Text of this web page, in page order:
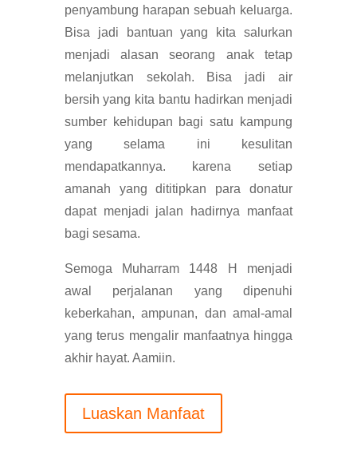
penyambung harapan sebuah keluarga.
Bisa jadi bantuan yang kita salurkan
menjadi alasan seorang anak tetap
melanjutkan sekolah. Bisa jadi air
bersih yang kita bantu hadirkan menjadi
sumber kehidupan bagi satu kampung
yang selama ini kesulitan
mendapatkannya. karena
setiap
amanah yang dititipkan para donatur
dapat menjadi jalan hadirnya manfaat
bagi sesama.
Semoga Muharram 1448 H menjadi
awal perjalanan yang dipenuhi
keberkahan, ampunan, dan amal-amal
yang terus mengalir manfaatnya hingga
akhir hayat. Aamiin.
Luaskan Manfaat